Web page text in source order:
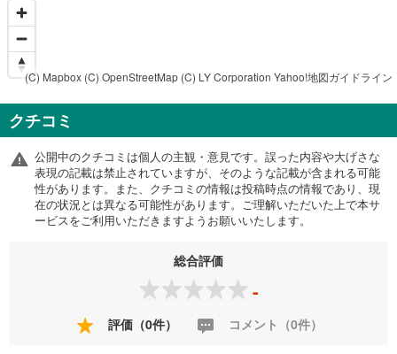
(C) Mapbox (C) OpenStreetMap (C) LY Corporation Yahoo!地図ガイドライン
クチコミ
公開中のクチコミは個人の主観・意見です。誤った内容や大げさな
表現の記載は禁止されていますが、そのような記載が含まれる可能
性があります。また、クチコミの情報は投稿時点の情報であり、現
在の状況とは異なる可能性があります。ご理解いただいた上で本サ
ービスをご利用いただきますようお願いいたします。
総合評価
-
評価（0件） コメント（0件）